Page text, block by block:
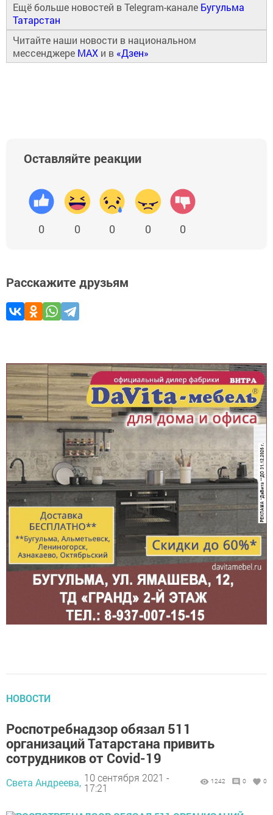
Ещё больше новостей в Telegram-канале Бугульма
Татарстан
Читайте наши новости в национальном
мессенджере MAX и в «Дзен»
Оставляйте реакции
0 0 0 0 0
Расскажите друзьям
НОВОСТИ
Роспотребнадзор обязал 511
организаций Татарстана привить
сотрудников от Covid-19
Света Андреева, 10 сентября 2021 -
17:21
1242 0 0